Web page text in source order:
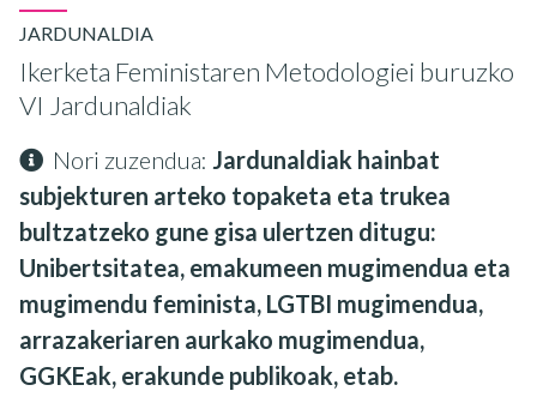
JARDUNALDIA
Ikerketa Feministaren Metodologiei buruzko
VI Jardunaldiak
Nori zuzendua: Jardunaldiak hainbat
subjekturen arteko topaketa eta trukea
bultzatzeko gune gisa ulertzen ditugu:
Unibertsitatea, emakumeen mugimendua eta
mugimendu feminista, LGTBI mugimendua,
arrazakeriaren aurkako mugimendua,
GGKEak, erakunde publikoak, etab.